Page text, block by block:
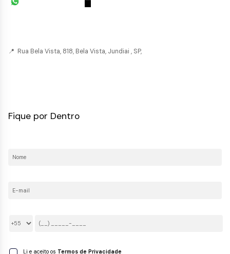
📍 Rua Bela Vista, 818, Bela Vista, Jundiai , SP,
Fique por Dentro
Li e aceito os Termos de Privacidade